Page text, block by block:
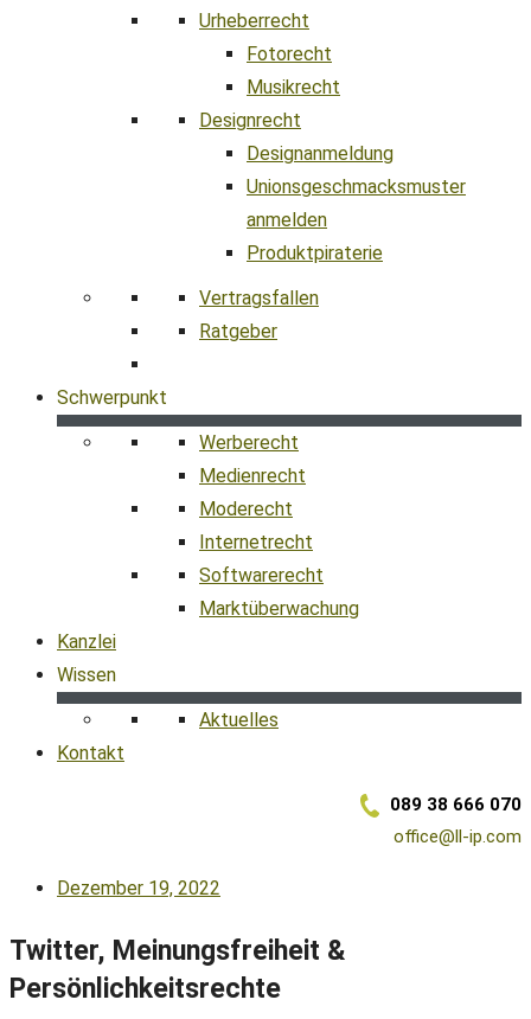
Urheberrecht
Fotorecht
Musikrecht
Designrecht
Designanmeldung
Unionsgeschmacksmuster
anmelden
Produktpiraterie
Vertragsfallen
Ratgeber
Schwerpunkt
Werberecht
Medienrecht
Moderecht
Internetrecht
Softwarerecht
Marktüberwachung
Kanzlei
Wissen
Aktuelles
Kontakt
089 38 666 070
office@ll-ip.com
Dezember 19, 2022
Twitter, Meinungsfreiheit &
Persönlichkeitsrechte